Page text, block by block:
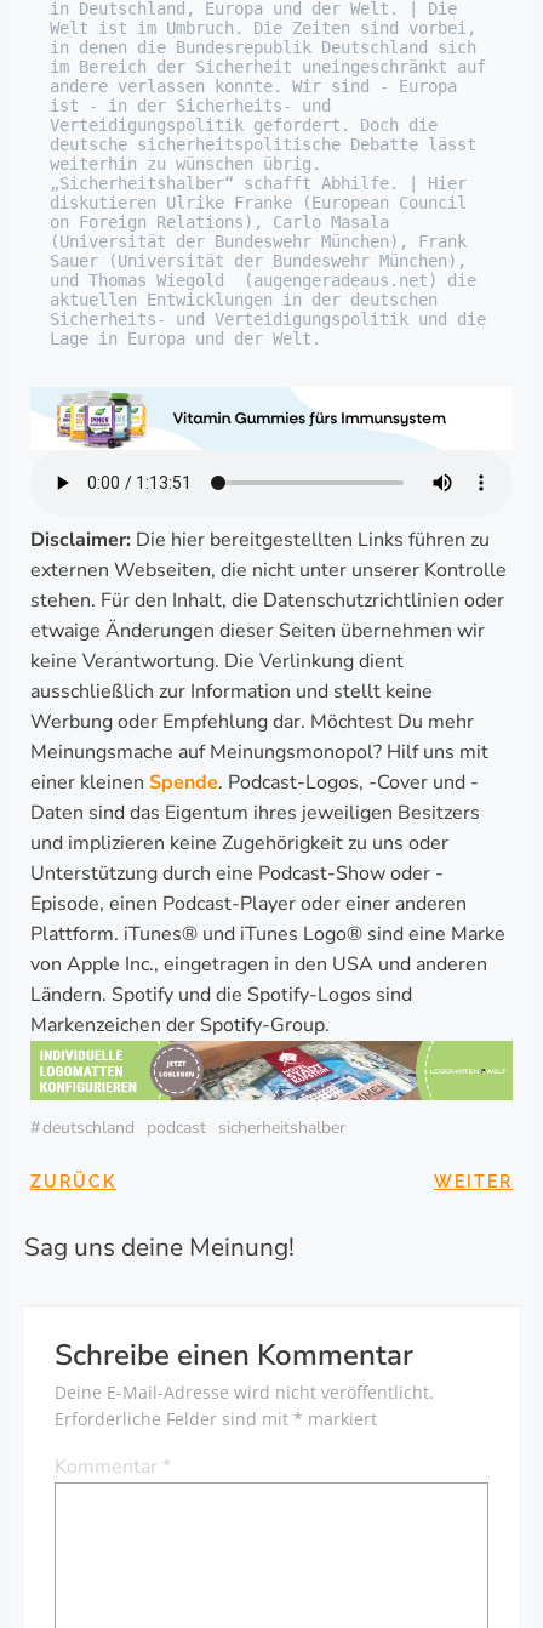
in Deutschland, Europa und der Welt. | Die
Welt ist im Umbruch. Die Zeiten sind vorbei,
in denen die Bundesrepublik Deutschland sich
im Bereich der Sicherheit uneingeschränkt auf
andere verlassen konnte. Wir sind - Europa
ist - in der Sicherheits- und
Verteidigungspolitik gefordert. Doch die
deutsche sicherheitspolitische Debatte lässt
weiterhin zu wünschen übrig.
„Sicherheitshalber“ schafft Abhilfe. | Hier
diskutieren Ulrike Franke (European Council
on Foreign Relations), Carlo Masala
(Universität der Bundeswehr München), Frank
Sauer (Universität der Bundeswehr München),
und Thomas Wiegold  (augengeradeaus.net) die
aktuellen Entwicklungen in der deutschen
Sicherheits- und Verteidigungspolitik und die
Lage in Europa und der Welt.
Disclaimer: Die hier bereitgestellten Links führen zu
externen Webseiten, die nicht unter unserer Kontrolle
stehen. Für den Inhalt, die Datenschutzrichtlinien oder
etwaige Änderungen dieser Seiten übernehmen wir
keine Verantwortung. Die Verlinkung dient
ausschließlich zur Information und stellt keine
Werbung oder Empfehlung dar. Möchtest Du mehr
Meinungsmache auf Meinungsmonopol? Hilf uns mit
einer kleinen Spende. Podcast-Logos, -Cover und -
Daten sind das Eigentum ihres jeweiligen Besitzers
und implizieren keine Zugehörigkeit zu uns oder
Unterstützung durch eine Podcast-Show oder -
Episode, einen Podcast-Player oder einer anderen
Plattform. iTunes® und iTunes Logo® sind eine Marke
von Apple Inc., eingetragen in den USA und anderen
Ländern. Spotify und die Spotify-Logos sind
Markenzeichen der Spotify-Group.
#deutschland podcast sicherheitshalber
ZURÜCK WEITER
Sag uns deine Meinung!
Schreibe einen Kommentar
Deine E-Mail-Adresse wird nicht veröffentlicht.
Erforderliche Felder sind mit * markiert
Kommentar *